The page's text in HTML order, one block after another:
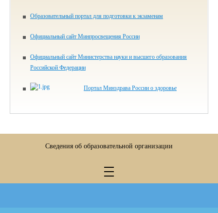
Образовательный портал для подготовки к экзаменам
Официальный сайт Минпросвещения России
Официальный сайт Министерства науки и высшего образования
Российской Федерации
Портал Минздрава России о здоровье
Сведения об образовательной организации